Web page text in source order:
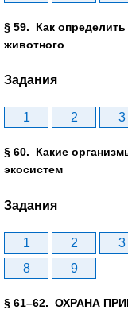
§ 59. Как
животного
Задания
1 2 3
§ 60. Какие
экосистем
Задания
1 2 3
8
9
§ 61–62. ОХРАНА